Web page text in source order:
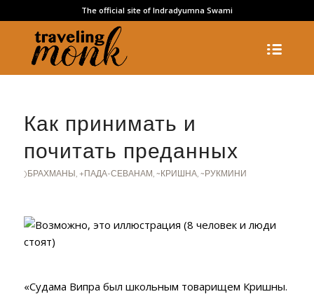
The official site of Indradyumna Swami
Как принимать и
почитать преданных
)БРАХМАНЫ, +ПАДА-СЕВАНАМ, ~КРИШНА, ~РУКМИНИ
«Судама Випра был школьным товарищем Кришны.